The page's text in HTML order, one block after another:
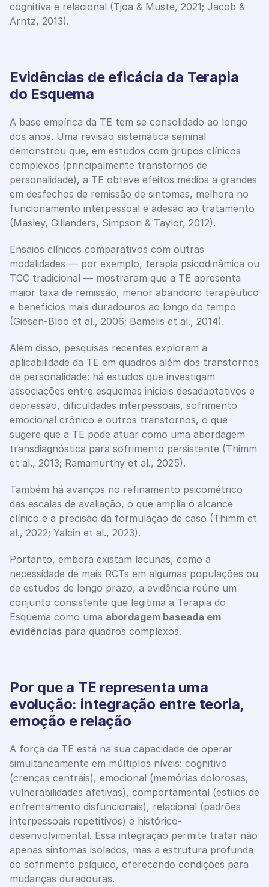
cognitiva e relacional (Tjoa & Muste, 2021; Jacob &
Arntz, 2013).
Evidências de eficácia da Terapia
do Esquema
A base empírica da TE tem se consolidado ao longo
dos anos. Uma revisão sistemática seminal
demonstrou que, em estudos com grupos clínicos
complexos (principalmente transtornos de
personalidade), a TE obteve efeitos médios a grandes
em desfechos de remissão de sintomas, melhora no
funcionamento interpessoal e adesão ao tratamento
(Masley, Gillanders, Simpson & Taylor, 2012).
Ensaios clínicos comparativos com outras
modalidades — por exemplo, terapia psicodinâmica ou
TCC tradicional — mostraram que a TE apresenta
maior taxa de remissão, menor abandono terapêutico
e benefícios mais duradouros ao longo do tempo
(Giesen-Bloo et al., 2006; Bamelis et al., 2014).
Além disso, pesquisas recentes exploram a
aplicabilidade da TE em quadros além dos transtornos
de personalidade: há estudos que investigam
associações entre esquemas iniciais desadaptativos e
depressão, dificuldades interpessoais, sofrimento
emocional crônico e outros transtornos, o que
sugere que a TE pode atuar como uma abordagem
transdiagnóstica para sofrimento persistente (Thimm
et al., 2013; Ramamurthy et al., 2025).
Também há avanços no refinamento psicométrico
das escalas de avaliação, o que amplia o alcance
clínico e a precisão da formulação de caso (Thimm et
al., 2022; Yalcin et al., 2023).
Portanto, embora existam lacunas, como a
necessidade de mais RCTs em algumas populações ou
de estudos de longo prazo, a evidência reúne um
conjunto consistente que legitima a Terapia do
Esquema como uma abordagem baseada em
evidências para quadros complexos.
Por que a TE representa uma
evolução: integração entre teoria,
emoção e relação
A força da TE está na sua capacidade de operar
simultaneamente em múltiplos níveis: cognitivo
(crenças centrais), emocional (memórias dolorosas,
vulnerabilidades afetivas), comportamental (estilos de
enfrentamento disfuncionais), relacional (padrões
interpessoais repetitivos) e histórico-
desenvolvimental. Essa integração permite tratar não
apenas sintomas isolados, mas a estrutura profunda
do sofrimento psíquico, oferecendo condições para
mudanças duradouras.